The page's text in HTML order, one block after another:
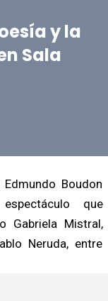
y la
Sala
Boudon
que
Gabriela Mistral,
Neruda, entre